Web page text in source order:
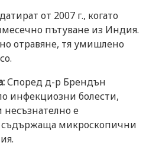
от 2007 г., когато
пътуване из Индия.
отравяне, тя умишлено
Според д-р Брендън
инфекциозни болести,
е
съдържаща микроскопични